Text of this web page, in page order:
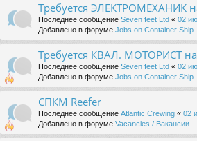
Требуется ЭЛЕКТРОМЕХАНИК
Последнее сообщение Seven feet Ltd « 02
Добавлено в форуме Jobs on Container Ship
Требуется КВАЛ. МОТОРИСТ
Последнее сообщение Seven feet Ltd « 02
Добавлено в форуме Jobs on Container Ship
СПКМ Reefer
Последнее сообщение Atlantic Crewing « 02
Добавлено в форуме Vacancies / Вакансии